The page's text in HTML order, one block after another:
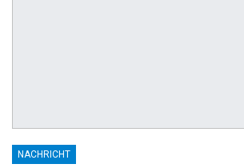
NACHRICHT